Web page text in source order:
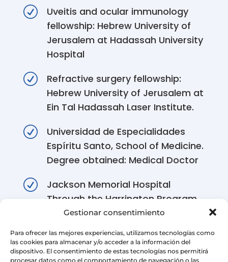
Gestionar consentimiento
Para ofrecer las mejores experiencias, utilizamos tecnologías como
las cookies para almacenar y/o acceder a la información del
dispositivo. El consentimiento de estas tecnologías nos permitirá
procesar datos como el comportamiento de navegación o las
R
Uveitis and ocular immunology
fellowship: Hebrew University of
Jerusalem at Hadassah University
Hospital
R
Refractive surgery fellowship:
Hebrew University of Jerusalem at
Ein Tal Hadassah Laser Institute.
R
Universidad de Especialidades
Espíritu Santo, School of Medicine.
Degree obtained: Medical Doctor
R
Jackson Memorial Hospital
Through the Harrington Program,
4 months observership
R
Omni Hospital, 4 months
internship